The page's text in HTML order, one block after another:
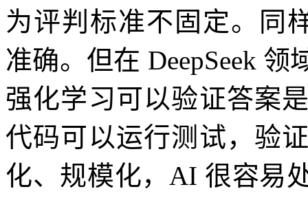
为评判标准不固定。同
准确。但在 DeepSeek
强化学习可以验证答案
代码可以运行测试，验
化、规模化，AI 很容易